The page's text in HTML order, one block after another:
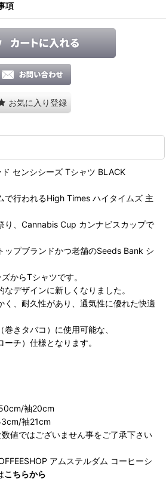
項
お気に入り登録
センシシーズ Tシャツ BLACK
で行われるHigh Times ハイタイムズ 主
り、Cannabis Cup カンナビスカップで
ップブランドかつ老舗のSeeds Bank シ
からTシャツです。
デザインに新しくなりました。
く、耐久性があり、通気性に優れた快適
きタバコ）に使用可能な、
チ）仕様となります。
袖20cm
袖21cm
値ではございません事をご了承下さい
アムステルダム コーヒーシ
こちらから